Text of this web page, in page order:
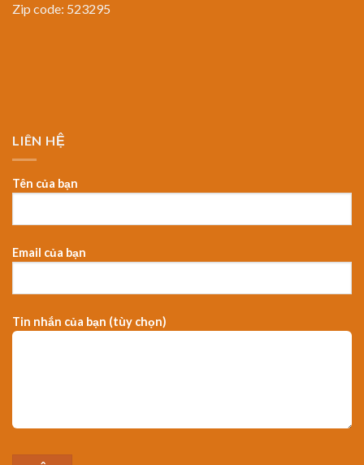
Zip code: 523295
LIÊN HỆ
Tên của bạn
Email của bạn
Tin nhắn của bạn (tùy chọn)